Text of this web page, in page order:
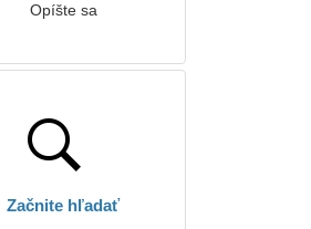
Opíšte sa
Začnite hľadať